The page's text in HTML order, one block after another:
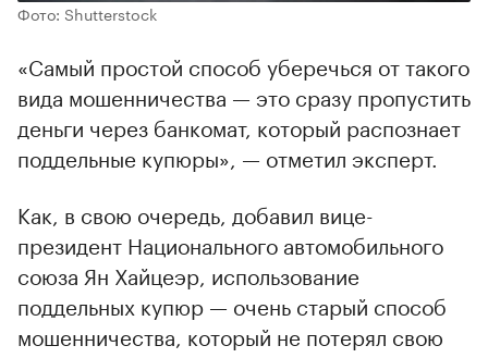
Фото: Shutterstock
«Самый простой способ уберечься от такого
вида мошенничества — это сразу пропустить
деньги через банкомат, который распознает
поддельные купюры», — отметил эксперт.
Как, в свою очередь, добавил вице-
президент Национального автомобильного
союза Ян Хайцеэр, использование
поддельных купюр — очень старый способ
мошенничества, который не потерял свою